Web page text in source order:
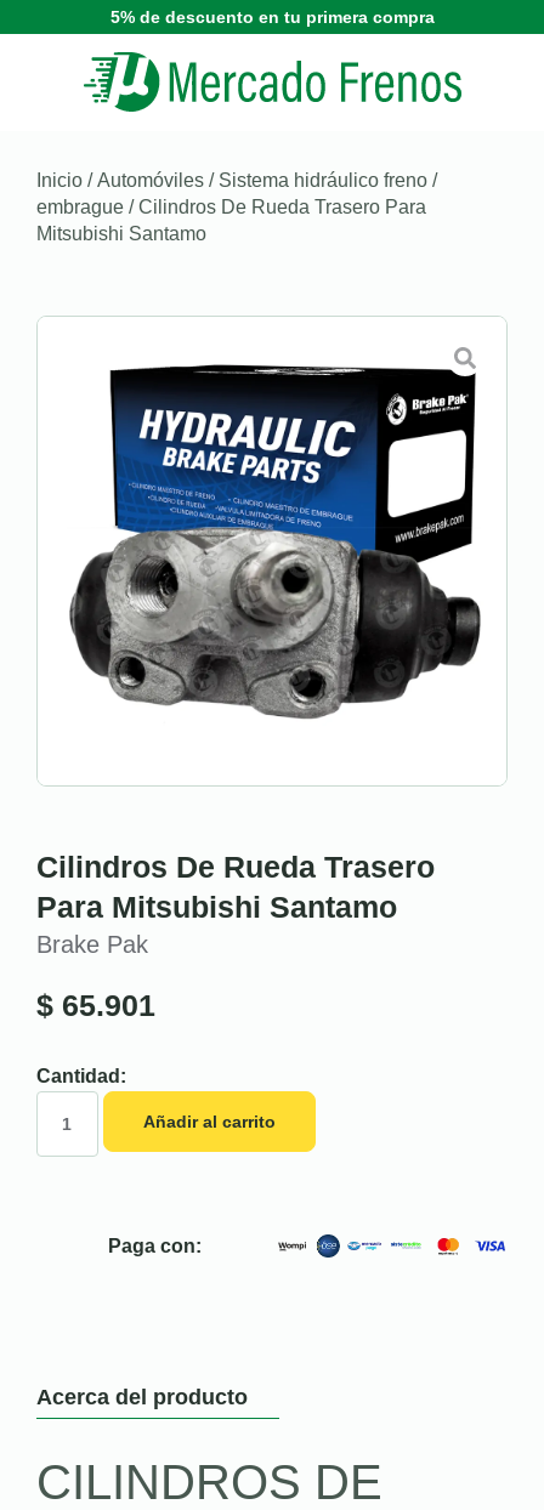
5% de descuento en tu primera compra
Inicio /Automóviles / Sistema hidráulico freno /
embrague / Cilindros De Rueda Trasero Para
Mitsubishi Santamo
Cilindros De Rueda Trasero
Para Mitsubishi Santamo
Brake Pak
$ 65.901
Cantidad:
Añadir al carrito
Paga con:
Acerca del producto
CILINDROS DE